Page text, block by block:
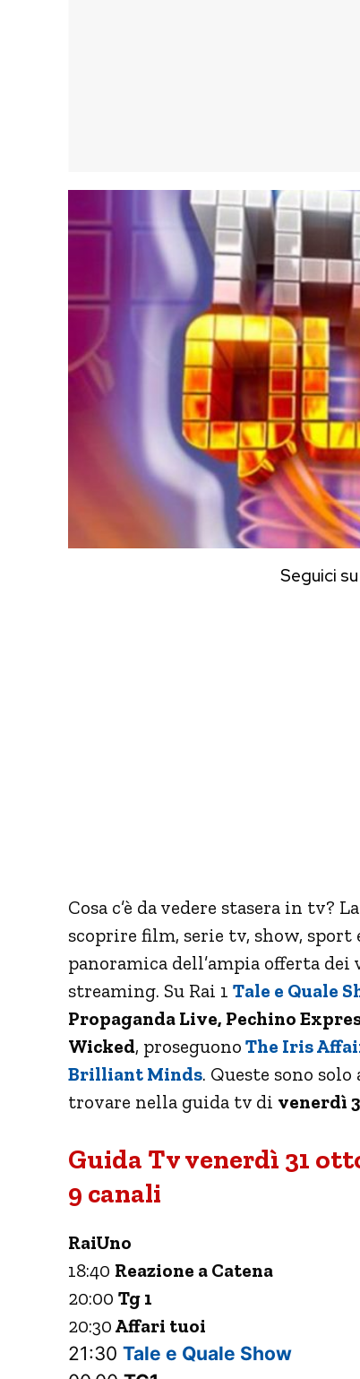
Seguici su
Cosa c’è da vedere stasera in tv? La
scoprire film, serie tv, show, sport
panoramica dell’ampia offerta
streaming. Su Rai 1 Tale e Quale
Propaganda Live, Pechino
Wicked, proseguono The Iris
Brilliant Minds. Queste sono
trovare nella guida tv di venerdì
Guida Tv venerdì 31
9 canali
RaiUno
18:40 Reazione a Catena
20:00 Tg 1
20:30 Affari tuoi
21:30 Tale e Quale Show